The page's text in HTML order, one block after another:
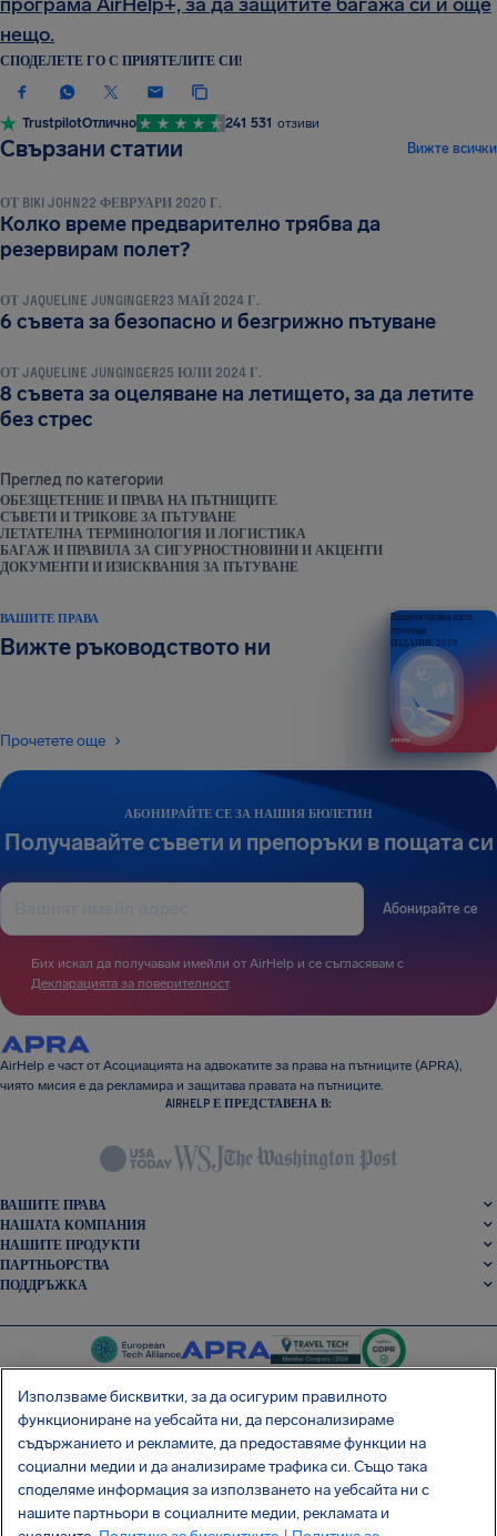
нещо.
СПОДЕЛЕТЕ ГО С ПРИЯТЕЛИТЕ СИ!
TrustpilotОтлично 241 531 отзиви
Свързани статии Вижте всички
СЪВЕТИ И ТРИКОВЕ ЗА ПЪТУВАНЕ
ОТ BIKI JOHN22 ФЕВРУАРИ 2020 Г.
Колко време предварително трябва да
резервирам полет?
СЪВЕТИ И ТРИКОВЕ ЗА ПЪТУВАНЕ
ОТ JAQUELINE JUNGINGER23 МАЙ 2024 Г.
6 съвета за безопасно и безгрижно пътуване
СЪВЕТИ И ТРИКОВЕ ЗА ПЪТУВАНЕ
ОТ JAQUELINE JUNGINGER25 ЮЛИ 2024 Г.
8 съвета за оцеляване на летището, за да летите
без стрес
Преглед по категории
ОБЕЗЩЕТЕНИЕ И ПРАВА НА ПЪТНИЦИТЕ
СЪВЕТИ И ТРИКОВЕ ЗА ПЪТУВАНЕ
ЛЕТАТЕЛНА ТЕРМИНОЛОГИЯ И ЛОГИСТИКА
БАГАЖ И ПРАВИЛА ЗА СИГУРНОСТНОВИНИ И АКЦЕНТИ
ДОКУМЕНТИ И ИЗИСКВАНИЯ ЗА ПЪТУВАНЕ
АБОНИРАЙТЕ СЕ ЗА НАШИЯ БЮЛЕТИН
Получавайте съвети и препоръки в пощата си
Абонирайте се
Бих искал да получавам имейли от AirHelp и се съгласявам с
Декларацията за поверителност.
ВАШИТЕ ПРАВА
Вижте ръководството ни
Прочетете още
Вашите права като
пътници
ИЗДАНИЕ 2026
AirHelp е част от Асоциацията на адвокатите за права на пътниците (APRA),
чиято мисия е да рекламира и защитава правата на пътниците.
AIRHELP Е ПРЕДСТАВЕНА В:
ВАШИТЕ ПРАВА
НАШАТА КОМПАНИЯ
НАШИТЕ ПРОДУКТИ
ПАРТНЬОРСТВА
ПОДДРЪЖКА
SocialFacebook
SocialTwitter
SocialInstagram
SocialLinkedin
ВЗЕМЕТЕ БЕЗПЛАТНОТО НИ ПРИЛОЖЕНИЕ
Използваме бисквитки, за да осигурим правилното
функциониране на уебсайта ни, да персонализираме
съдържанието и рекламите, да предоставяме функции на
социални медии и да анализираме трафика си. Също така
споделяме информация за използването на уебсайта ни с
нашите партньори в социалните медии, рекламата и